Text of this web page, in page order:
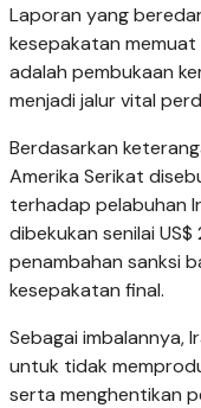
Laporan yang
kesepakatan
adalah pembukaan
menjadi jalur vital
Berdasarkan
Amerika Serikat
terhadap pelabuhan
dibekukan senilai
penambahan sanksi
kesepakatan final.
Sebagai imbalannya,
untuk tidak
serta menghentikan